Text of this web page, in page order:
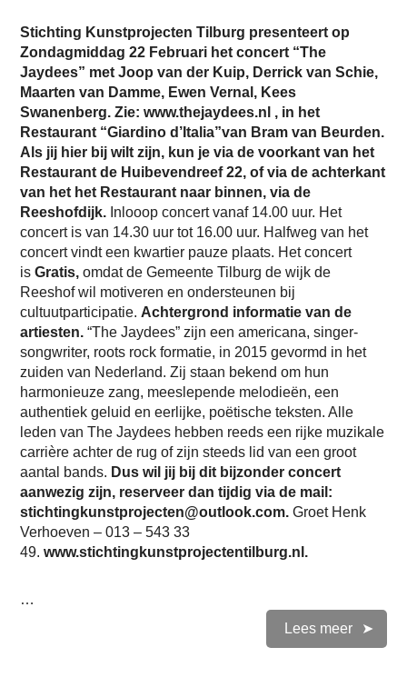
Stichting Kunstprojecten Tilburg presenteert op
Zondagmiddag 22 Februari het concert “The
Jaydees” met Joop van der Kuip, Derrick van Schie,
Maarten van Damme, Ewen Vernal, Kees
Swanenberg. Zie: www.thejaydees.nl , in het
Restaurant “Giardino d’Italia”van Bram van Beurden.
Als jij hier bij wilt zijn, kun je via de voorkant van het
Restaurant de Huibevendreef 22, of via de achterkant
van het het Restaurant naar binnen, via de
Reeshofdijk. Inlooop concert vanaf 14.00 uur. Het
concert is van 14.30 uur tot 16.00 uur. Halfweg van het
concert vindt een kwartier pauze plaats. Het concert
isGratis,omdat de Gemeente Tilburg de wijk de
Reeshof wil motiveren en ondersteunen bij
cultuutparticipatie. Achtergrond informatie van de
artiesten.“The Jaydees” zijn een americana, singer-
songwriter, roots rock formatie, in 2015 gevormd in het
zuiden van Nederland. Zij staan bekend om hun
harmonieuze zang, meeslepende melodieën, een
authentiek geluid en eerlijke, poëtische teksten. Alle
leden van The Jaydees hebben reeds een rijke muzikale
carrière achter de rug of zijn steeds lid van een groot
aantal bands. Dus wil jij bij dit bijzonder concert
aanwezig zijn, reserveer dan tijdig via de mail:
stichtingkunstprojecten@outlook.com.Groet Henk
Verhoeven – 013 – 543 33
49.www.stichtingkunstprojectentilburg.nl.
…
Lees meer